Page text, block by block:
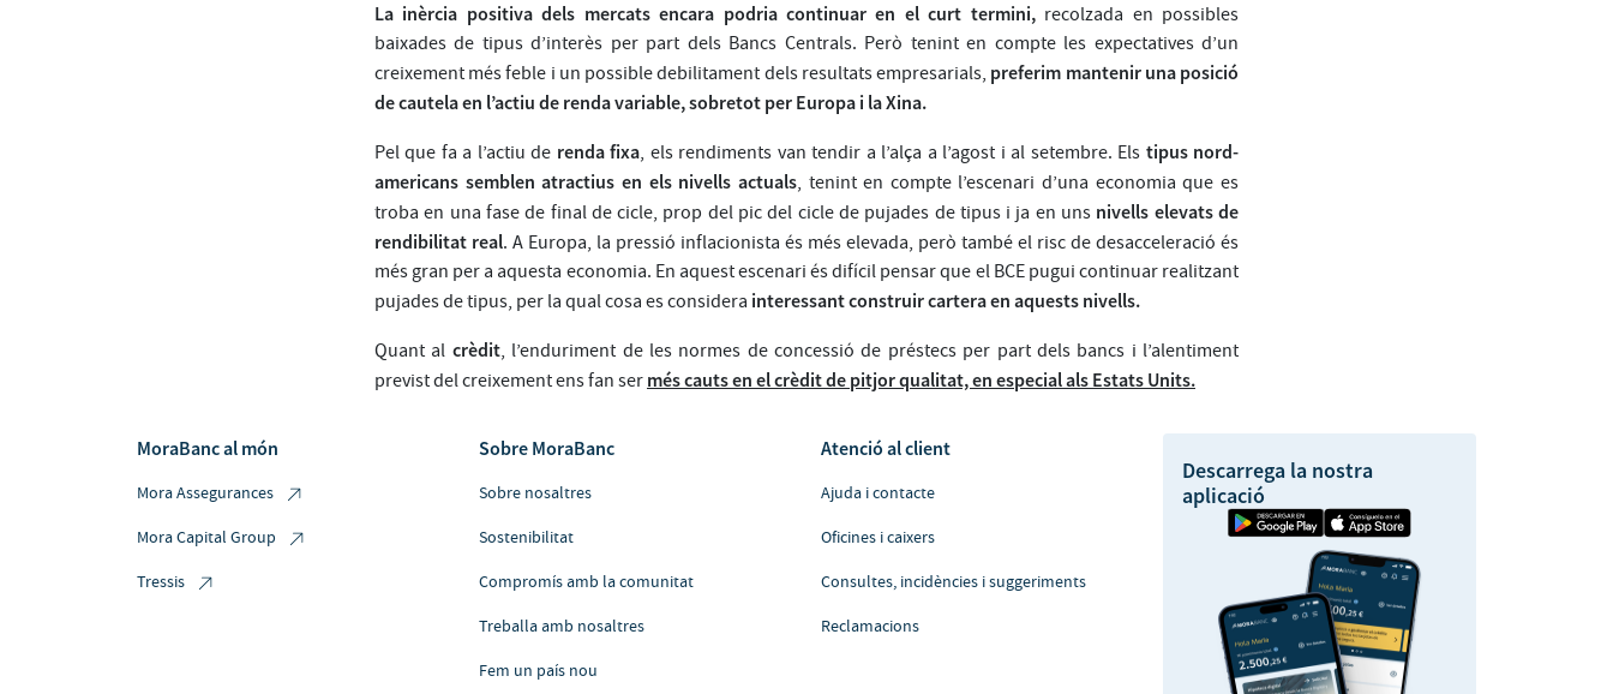
La inèrcia positiva dels mercats encara podria continuar en el curt termini,recolzada en possibles
baixades de tipus d’interès per part dels Bancs Centrals. Però tenint en compte les expectatives d’un
creixement més feble i un possible debilitament dels resultats empresarials, preferim mantenir una posició
de cautela en l’actiu de renda variable, sobretot per Europa i la Xina.
Pel que fa a l’actiu de renda fixa, els rendiments van tendir a l’alça a l’agost i al setembre. Els tipus nord-
americans semblen atractius en els nivells actuals, tenint en compte l’escenari d’una economia que es
troba en una fase de final de cicle, prop del pic del cicle de pujades de tipus i ja en uns nivells elevats de
rendibilitat real. A Europa, la pressió inflacionista és més elevada, però també el risc de desacceleració és
més gran per a aquesta economia. En aquest escenari és difícil pensar que el BCE pugui continuar realitzant
pujades de tipus, per la qual cosa es considera interessant construir cartera en aquests nivells.
Quant al crèdit, l’enduriment de les normes de concessió de préstecs per part dels bancs i l’alentiment
previst del creixement ens fan ser més cauts en el crèdit de pitjor qualitat, en especial als Estats Units.
MoraBanc al món
Mora Assegurances
Mora Capital Group
Tressis
Sobre MoraBanc
Sobre nosaltres
Sostenibilitat
Compromís amb la comunitat
Treballa amb nosaltres
Fem un país nou
Atenció al client
Ajuda i contacte
Oficines i caixers
Consultes, incidències i suggeriments
Reclamacions
Descarrega la nostra
aplicació